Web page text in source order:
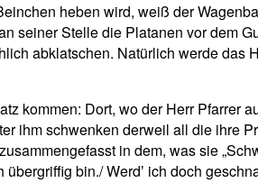
heben wird, weiß der
Stelle die Platanen vor dem
abklatschen. Natürlich werde
kommen: Dort, wo der Herr Pfarrer
ihm schwenken derweil all die ihre
in dem, was sie
bin./ Werdʼ ich doch